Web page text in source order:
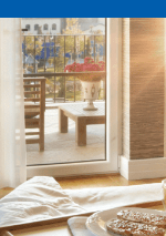
PT(€)